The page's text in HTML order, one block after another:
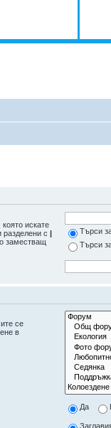
искате
разделени с |
заместващ
Търси
Търси
се
в
Да